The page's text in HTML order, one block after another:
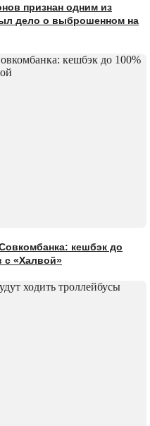
признан одним из
дело о выброшенном на
кешбэк до
с «Халвой»